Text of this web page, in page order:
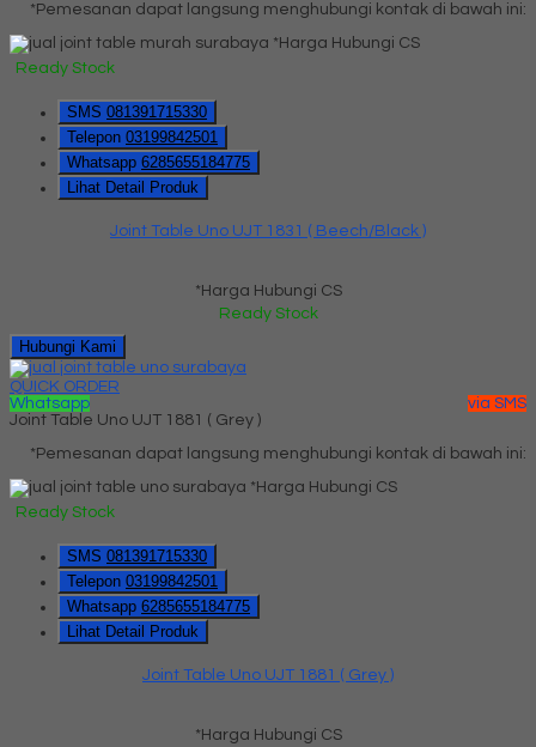
*Pemesanan dapat langsung menghubungi kontak di bawah ini:
*Harga Hubungi CS
Ready Stock
SMS 081391715330
Telepon 03199842501
Whatsapp 6285655184775
Lihat Detail Produk
Joint Table Uno UJT 1831 ( Beech/Black )
*Harga Hubungi CS
Ready Stock
Hubungi Kami
QUICK ORDER
Whatsapp
via SMS
Joint Table Uno UJT 1881 ( Grey )
*Pemesanan dapat langsung menghubungi kontak di bawah ini:
*Harga Hubungi CS
Ready Stock
SMS 081391715330
Telepon 03199842501
Whatsapp 6285655184775
Lihat Detail Produk
Joint Table Uno UJT 1881 ( Grey )
*Harga Hubungi CS